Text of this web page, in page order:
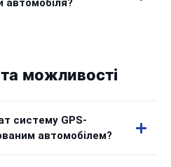
автомобіля?
можливості
систему GPS-
автомобілем?